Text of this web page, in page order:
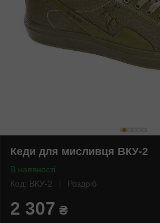
Кеди для мисливця ВКУ-2
В наявності
Код: ВКУ-2
Роздріб
2 307 ₴